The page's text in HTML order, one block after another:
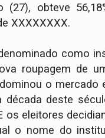
(27), obteve
XXXXXXXX.
como
roupagem de
o mercado
década deste
os eleitores
o nome do